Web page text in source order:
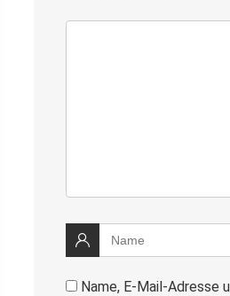
Name, E-Mail-Adresse